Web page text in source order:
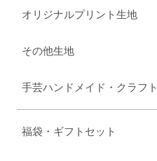
オリジナルプリント生地
その他生地
手芸ハンドメイド・クラフト
福袋・ギフトセット